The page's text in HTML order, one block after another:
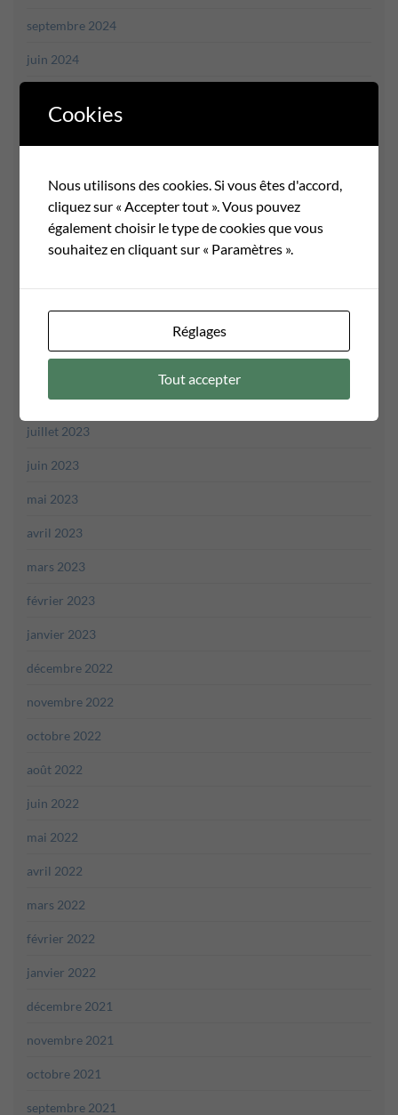
septembre 2024
juin 2024
avril 2024
février 2024
janvier 2024
septembre 2023
août 2023
juillet 2023
juin 2023
mai 2023
avril 2023
mars 2023
février 2023
janvier 2023
décembre 2022
novembre 2022
octobre 2022
août 2022
juin 2022
mai 2022
avril 2022
mars 2022
février 2022
janvier 2022
décembre 2021
novembre 2021
octobre 2021
septembre 2021
Cookies
Nous utilisons des cookies. Si vous êtes d'accord,
cliquez sur « Accepter tout ». Vous pouvez
également choisir le type de cookies que vous
souhaitez en cliquant sur « Paramètres ».
Réglages
Tout accepter